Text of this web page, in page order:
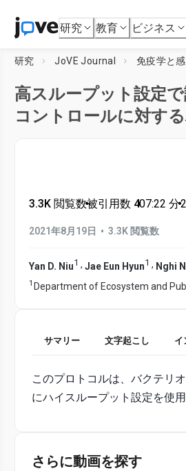
研究 教育 ビジネス
研究 JoVE Journal 免疫学と
高スループット設定
コントロールに対す
3.3K 閲覧数•被引用数 4•07:22 分•
2021年8月19日 • 3.3K 閲覧数
Yan D. Niu1 , Jae Eun Hyun1 , Nghi
1 Department of Ecosystem and
サマリー 文字起こし イ
このプロトコルは、バクテリ
にハイスループット設定を使
さらに動画を探す